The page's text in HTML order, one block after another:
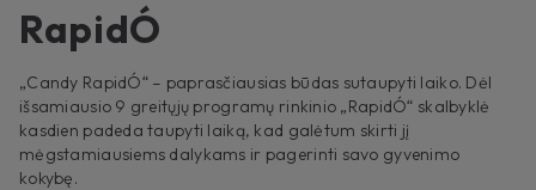
RapidÓ
„Candy RapidÓ“ – paprasčiausias būdas sutaupyti laiko. Dėl
išsamiausio 9 greitųjų programų rinkinio „RapidÓ“ skalbyklė
kasdien padeda taupyti laiką, kad galėtum skirti jį
mėgstamiausiems dalykams ir pagerinti savo gyvenimo
kokybę.